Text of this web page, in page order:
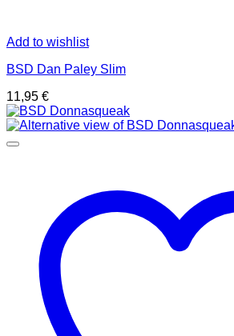
Add to wishlist
BSD Dan Paley Slim
11,95 €